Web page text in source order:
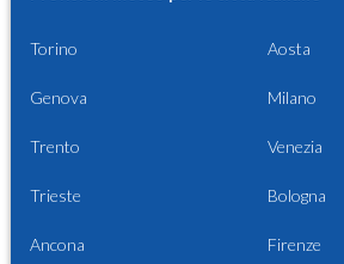
Torino Aosta
Genova Milano
Trento Venezia
Trieste Bologna
Ancona Firenze